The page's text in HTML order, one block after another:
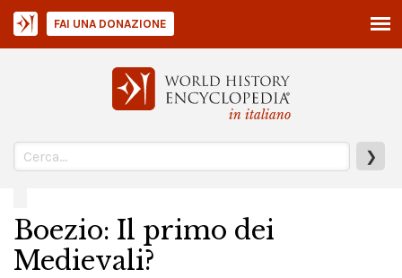
in italiano
❯
FAI UNA DONAZIONE
Boezio: Il primo dei
Medievali?